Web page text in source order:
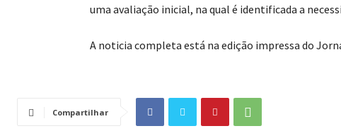
uma avaliação inicial, na qual é identificada a
A noticia completa está na edição impressa do
Compartilhar